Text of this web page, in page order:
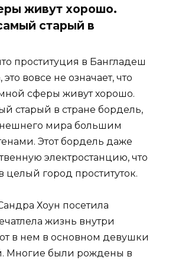
живут хорошо.
старый в
проституция в Бангладеш
вовсе не означает, что
сферы живут хорошо.
старый в стране бордель,
мира большим
Этот бордель даже
электростанцию, что
целый город проституток.
Хоун посетила
жизнь внутри
в нем в основном девушки
Многие были рождены в